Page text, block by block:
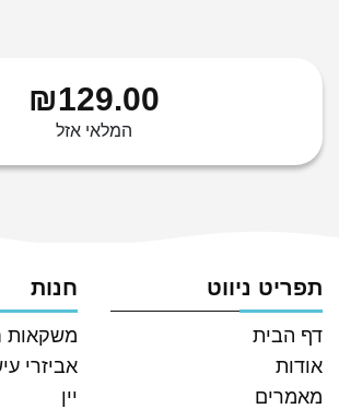
₪129.00
המלאי אזל
תפריט ניווט
דף הבית
אודות
מאמרים
חנות
משקאות
אביזרי
יין